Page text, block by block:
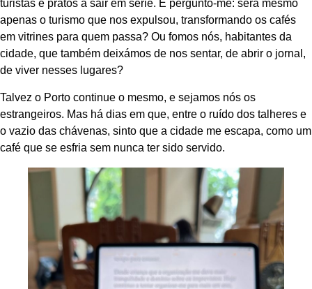
turistas e pratos a sair em série. E pergunto-me: será mesmo
apenas o turismo que nos expulsou, transformando os cafés
em vitrines para quem passa? Ou fomos nós, habitantes da
cidade, que também deixámos de nos sentar, de abrir o jornal,
de viver nesses lugares?
Talvez o Porto continue o mesmo, e sejamos nós os
estrangeiros. Mas há dias em que, entre o ruído dos talheres e
o vazio das chávenas, sinto que a cidade me escapa, como um
café que se esfria sem nunca ter sido servido.